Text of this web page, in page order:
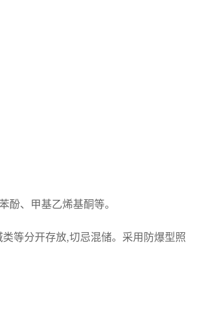
酚、甲基乙烯基酮等。
等分开存放,切忌混储。采用防爆型照